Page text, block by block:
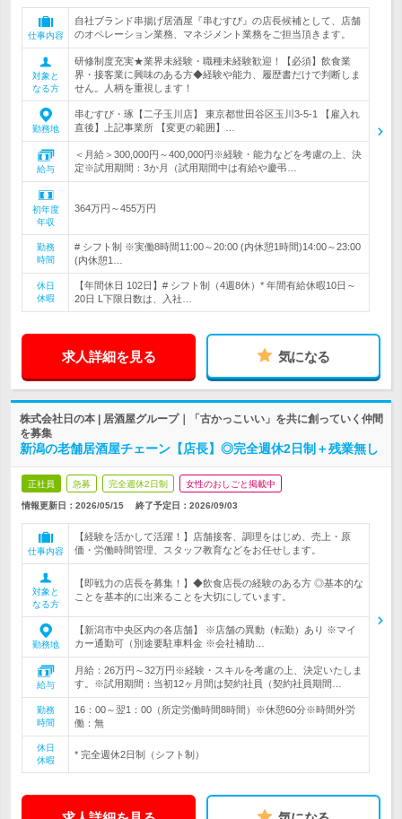
仕事内容
自社ブランド串揚げ居酒屋『串むすび』の店長候補として、店舗
のオペレーション業務、マネジメント業務をご担当頂きます。
対象と
なる方
研修制度充実★業界未経験・職種未経験歓迎！【必須】飲食業
界・接客業に興味のある方◆経験や能力、履歴書だけで判断しま
せん。人柄を重視します！
勤務地
串むすび・琢【二子玉川店】 東京都世田谷区玉川3-5-1 【雇入れ
直後】上記事業所 【変更の範囲】…
給与
＜月給＞300,000円～400,000円※経験・能力などを考慮の上、決
定※試用期間：3か月（試用期間中は有給や慶弔…
初年度
年収
364万円～455万円
勤務
時間
# シフト制 ※実働8時間11:00～20:00 (内休憩1時間)14:00～23:00
(内休憩1…
休日
休暇
【年間休日 102日】# シフト制（4週8休）* 年間有給休暇10日～
20日 L下限日数は、入社…
求人詳細を見る 気になる
株式会社日の本 | 居酒屋グループ｜「古かっこいい」を共に創っていく仲間
を募集
新潟の老舗居酒屋チェーン【店長】◎完全週休2日制＋残業無し
正社員 急募 完全週休2日制 女性のおしごと掲載中
情報更新日：2026/05/15 終了予定日： 2026/09/03
仕事内容
【経験を活かして活躍！】店舗接客、調理をはじめ、売上・原
価・労働時間管理、スタッフ教育などをお任せします。
対象と
なる方
【即戦力の店長を募集！】◆飲食店長の経験のある方 ◎基本的な
ことを基本的に出来ることを大切にしています。
勤務地
【新潟市中央区内の各店舗】 ※店舗の異動（転勤）あり ※マイ
カー通勤可（別途要駐車料金 ※会社補助…
給与
月給：26万円～32万円※経験・スキルを考慮の上、決定いたしま
す。※試用期間：当初12ヶ月間は契約社員（契約社員期間…
勤務
時間
16：00～翌1：00（所定労働時間8時間）※休憩60分※時間外労
働：無
休日
休暇
* 完全週休2日制（シフト制）